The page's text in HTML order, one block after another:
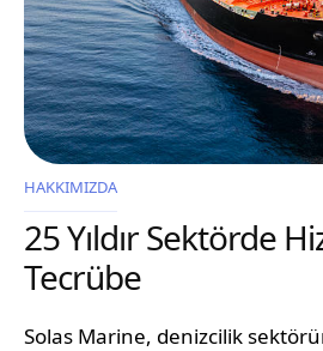
HAKKIMIZDA
25 Yıldır Sektörde
Tecrübe
Solas Marine, denizcilik